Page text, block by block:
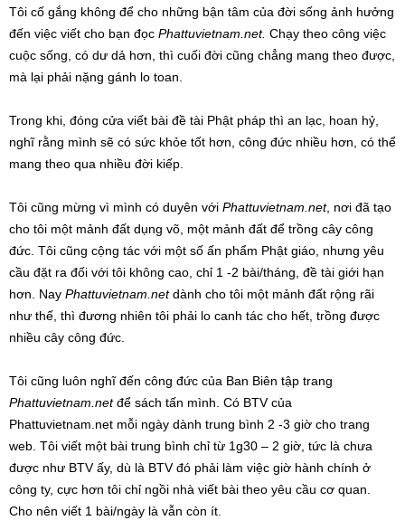
Tôi cố gắng không để cho những bận tâm của đời sống ảnh hưởng
đến việc viết cho bạn đọc Phattuvietnam.net. Chạy theo công việc
cuộc sống, có dư dả hơn, thì cuối đời cũng chẳng mang theo được,
mà lại phải nặng gánh lo toan.
Trong khi, đóng cửa viết bài đề tài Phật pháp thì an lạc, hoan hỷ,
nghĩ rằng mình sẽ có sức khỏe tốt hơn, công đức nhiều hơn, có thể
mang theo qua nhiều đời kiếp.
Tôi cũng mừng vì mình có duyên với Phattuvietnam.net, nơi đã tạo
cho tôi một mảnh đất dụng võ, một mảnh đất để trồng cây công
đức. Tôi cũng cộng tác với một số ấn phẩm Phật giáo, nhưng yêu
cầu đặt ra đối với tôi không cao, chỉ 1 -2 bài/tháng, đề tài giới hạn
hơn. Nay Phattuvietnam.netdành cho tôi một mảnh đất rộng rãi
như thế, thì đương nhiên tôi phải lo canh tác cho hết, trồng được
nhiều cây công đức.
Tôi cũng luôn nghĩ đến công đức của Ban Biên tập trang
Phattuvietnam.netđể sách tấn mình. Có BTV của
Phattuvietnam.net mỗi ngày dành trung bình 2 -3 giờ cho trang
web. Tôi viết một bài trung bình chỉ từ 1g30 – 2 giờ, tức là chưa
được như BTV ấy, dù là BTV đó phải làm việc giờ hành chính ở
công ty, cực hơn tôi chỉ ngồi nhà viết bài theo yêu cầu cơ quan.
Cho nên viết 1 bài/ngày là vẫn còn ít.